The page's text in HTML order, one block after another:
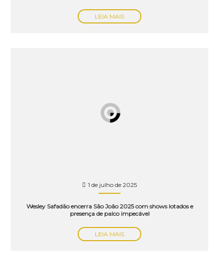
LEIA MAIS
1 de julho de 2025
Wesley Safadão encerra São João 2025 com shows lotados e
presença de palco impecável
LEIA MAIS